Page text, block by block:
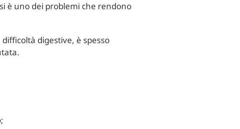
è uno dei problemi che rendono
digestive, è spesso